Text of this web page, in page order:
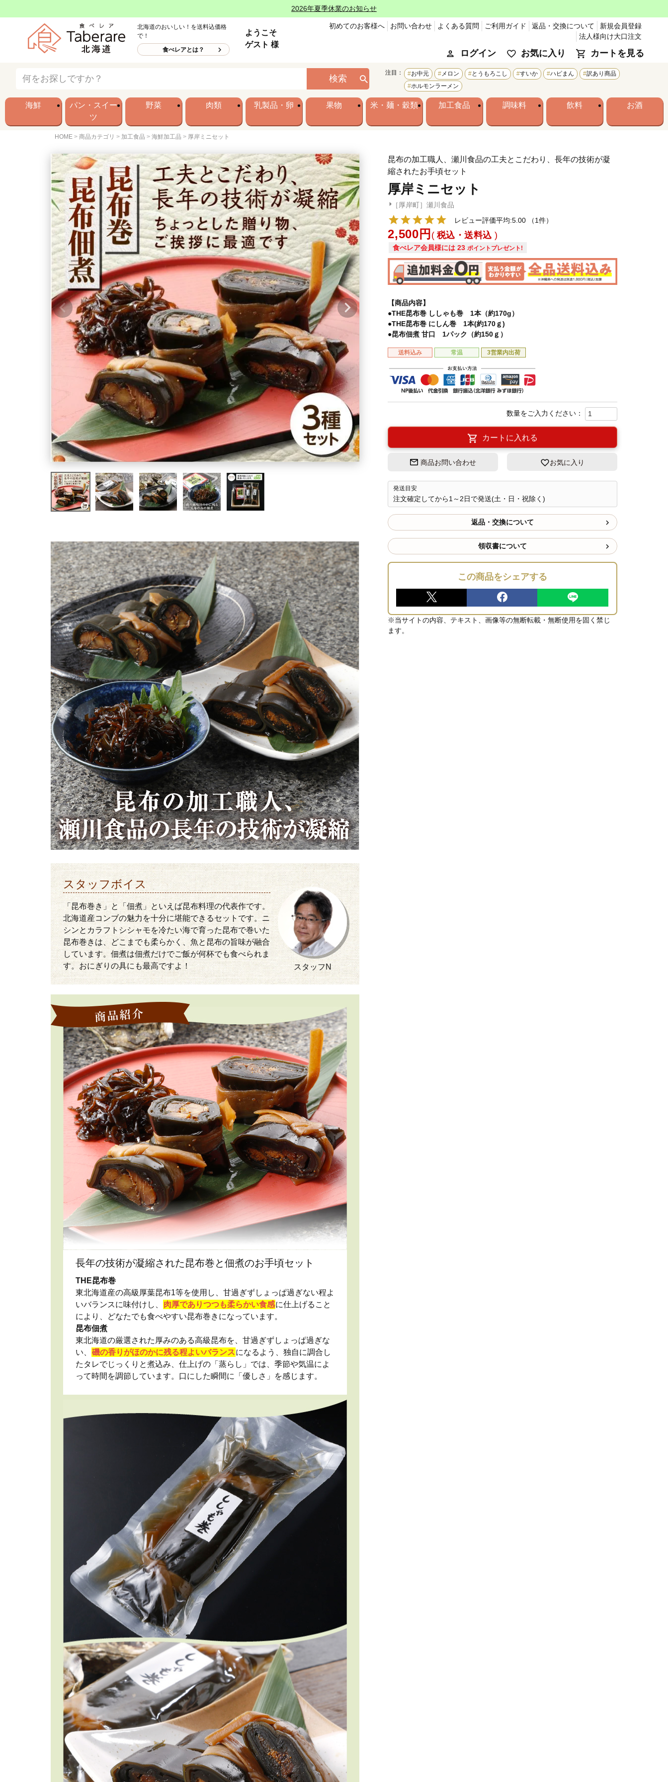
2026年夏季休業のお知らせ
北海道のおいしい！を送料込価格
で！
食べレアとは？
ようこそ
ゲスト 様
初めてのお客様へ お問い合わせ よくある質問 ご利用ガイド 返品・交換について
新規会員登録
法人様向け大口注文
ログイン お気に入り カートを見る
検索
注目： お中元 メロン とうもろこし すいか ハピまん
訳あり商品
ホルモンラーメン
海鮮
パン・スイー
ツ
野菜 肉類 乳製品・卵 果物 米・麺・穀類 加工食品 調味料 飲料 お酒
HOME 商品カテゴリ 加工食品 海鮮加工品 厚岸ミニセット
昆布の加工職人、瀬川食品の工夫とこだわり、長年の技術が凝
縮されたお手頃セット
厚岸ミニセット
［厚岸町］瀬川食品
レビュー評価平均:5.00
（1件）
2,500 税込・送料込
食べレア会員様には 23 ポイントプレゼント!
【商品内容】
●THE昆布巻 ししゃも巻 1本（約170g）
●THE昆布巻 にしん巻 1本(約170ｇ)
●昆布佃煮 甘口 1パック（約150ｇ）
送料込み 常温 3営業内出荷
カートに入れる
商品お問い合わせ お気に入り
発送目安
注文確定してから1～2日で発送(土・日・祝除く)
返品・交換について
領収書について
この商品をシェアする
※当サイトの内容、テキスト、画像等の無断転載・無断使用を固く禁じ
ます。
スタッフボイス
「昆布巻き」と「佃煮」といえば昆布料理の代表作です。
北海道産コンブの魅力を十分に堪能できるセットです。ニ
シンとカラフトシシャモを冷たい海で育った昆布で巻いた
昆布巻きは、どこまでも柔らかく、魚と昆布の旨味が融合
しています。佃煮は佃煮だけでご飯が何杯でも食べられま
す。おにぎりの具にも最高ですよ！
スタッフN
長年の技術が凝縮された昆布巻と佃煮のお手頃セット
THE昆布巻
東北海道産の高級厚葉昆布1等を使用し、甘過ぎずしょっぱ過ぎない程よ
いバランスに味付けし、
肉厚でありつつも柔らかい食感に仕上げること
により、どなたでも食べやすい昆布巻きになっています。
昆布佃煮
東北海道の厳選された厚みのある高級昆布を、甘過ぎずしょっぱ過ぎな
い、 磯の香りがほのかに残る程よいバランスになるよう、独自に調合し
たタレでじっくりと煮込み、仕上げの「蒸らし」では、季節や気温によ
って時間を調節しています。口にした瞬間に「優しさ」を感じます。